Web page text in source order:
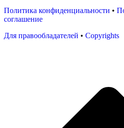
Политика конфиденциальности •
соглашение
Для правообладателей • Copyrights